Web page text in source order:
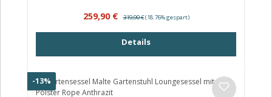
Verkaufspreis:
259,90 € Regulärer Preis:
319,90 €(18.76% gespart)
Details
-13% Rabatt